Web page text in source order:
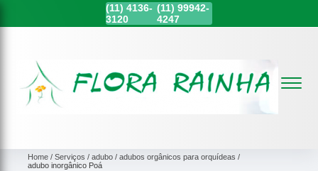
(11) 4136-
3120
(11)99942-
4247
Home Serviços adubo
adubos orgânicos para orquídeas
adubo inorgânico Poá